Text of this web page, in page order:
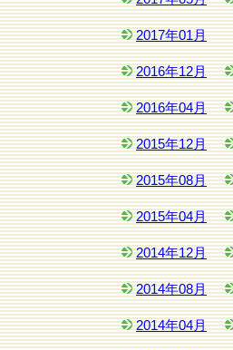
2017年01月
2016年12月
2016年04月
2015年12月
2015年08月
2015年04月
2014年12月
2014年08月
2014年04月